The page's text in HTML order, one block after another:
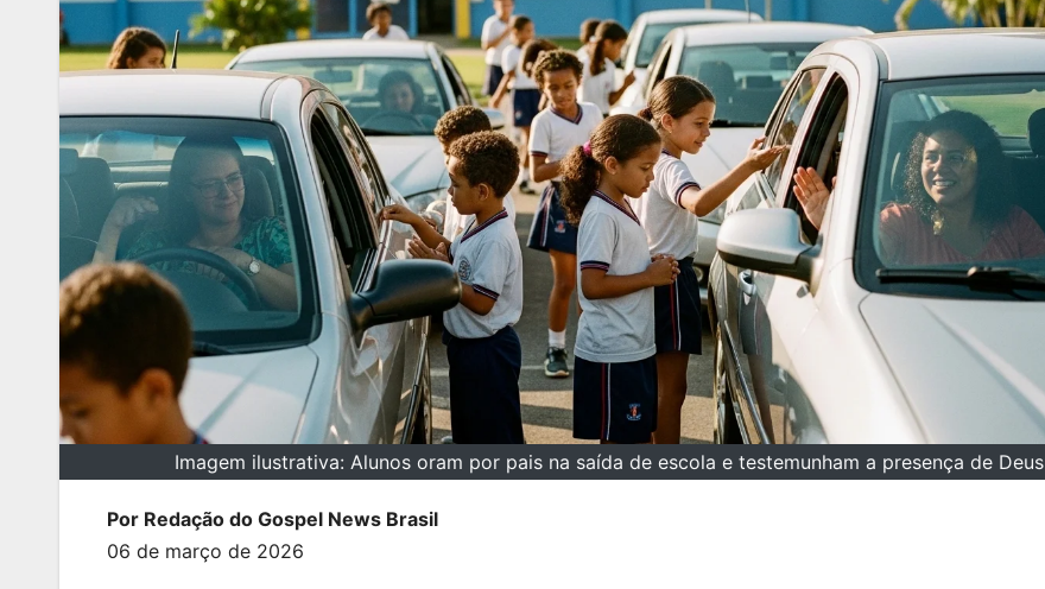
Imagem ilustrativa: Alunos oram por pais na saída de escola e testemunham a presença de Deus
Por Redação do Gospel News Brasil
06 de março de 2026